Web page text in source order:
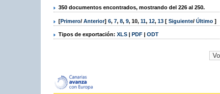
350 documentos encontrados, mostrando del 226 al 250.
[Primero/ Anterior] 6, 7, 8, 9, 10, 11, 12, 13 [ Siguiente/ Último ]
Tipos de exportación: XLS | PDF | ODT